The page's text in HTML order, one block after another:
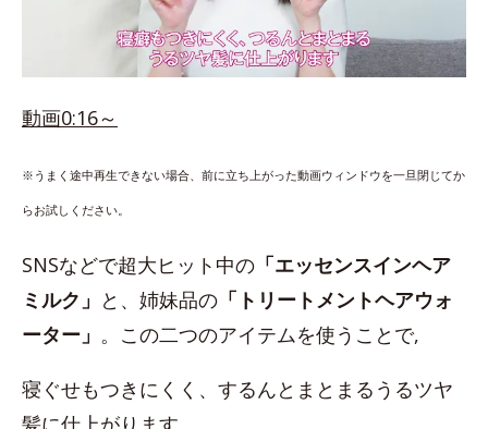
動画0:16～
※うまく途中再生できない場合、前に立ち上がった動画ウィンドウを一旦閉じてか
らお試しください。
SNSなどで超大ヒット中の 「エッセンスインヘア
ミルク」 と、姉妹品の 「トリートメントヘアウォ
ーター」 。この二つのアイテムを使うことで,
寝ぐせもつきにくく、するんとまとまるうるツヤ